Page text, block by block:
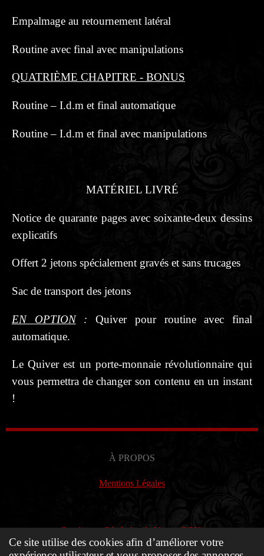
Ce site utilise des cookies afin d’améliorer votre
Empalmage au retournement latéral
Routine avec final avec manipulations
QUATRIÈME CHAPITRE - BONUS
Routine – I.d.m et final automatique
Routine – I.d.m et final avec manipulations
MATÉRIEL LIVRÉ
Notice de quarante pages avec soixante-deux dessins
explicatifs
Offert 2 jetons spécialement gravés et sans trucages
Sac de transport des jetons
EN OPTION: Quiver pour routine avec final
automatique.
Le Quiver est un porte-monnaie révolutionnaire qui
vous permettra de changer son contenu en un instant
!
À PROPOS
Mentions Légales
Conditions Générales de Vente (CGV)